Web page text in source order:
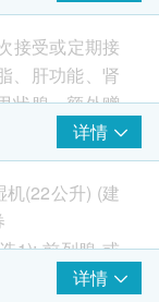
Chan
2026-06-19
體檢環境整潔
購。
HPV，对预防子宫
侦测微量寄生虫并
螺旋杆菌，确保治
接受或定期接
、肝功能、肾
状腺、额外赠
前列腺或乳
或颈动脉
2): 艾柏斯坦
(肝) 或癌胚抗
详情
机(22公升) (建
1): 前列腺 或
状腺 或 颈动
详情